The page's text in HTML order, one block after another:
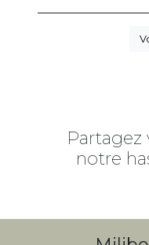
Partagez
notre